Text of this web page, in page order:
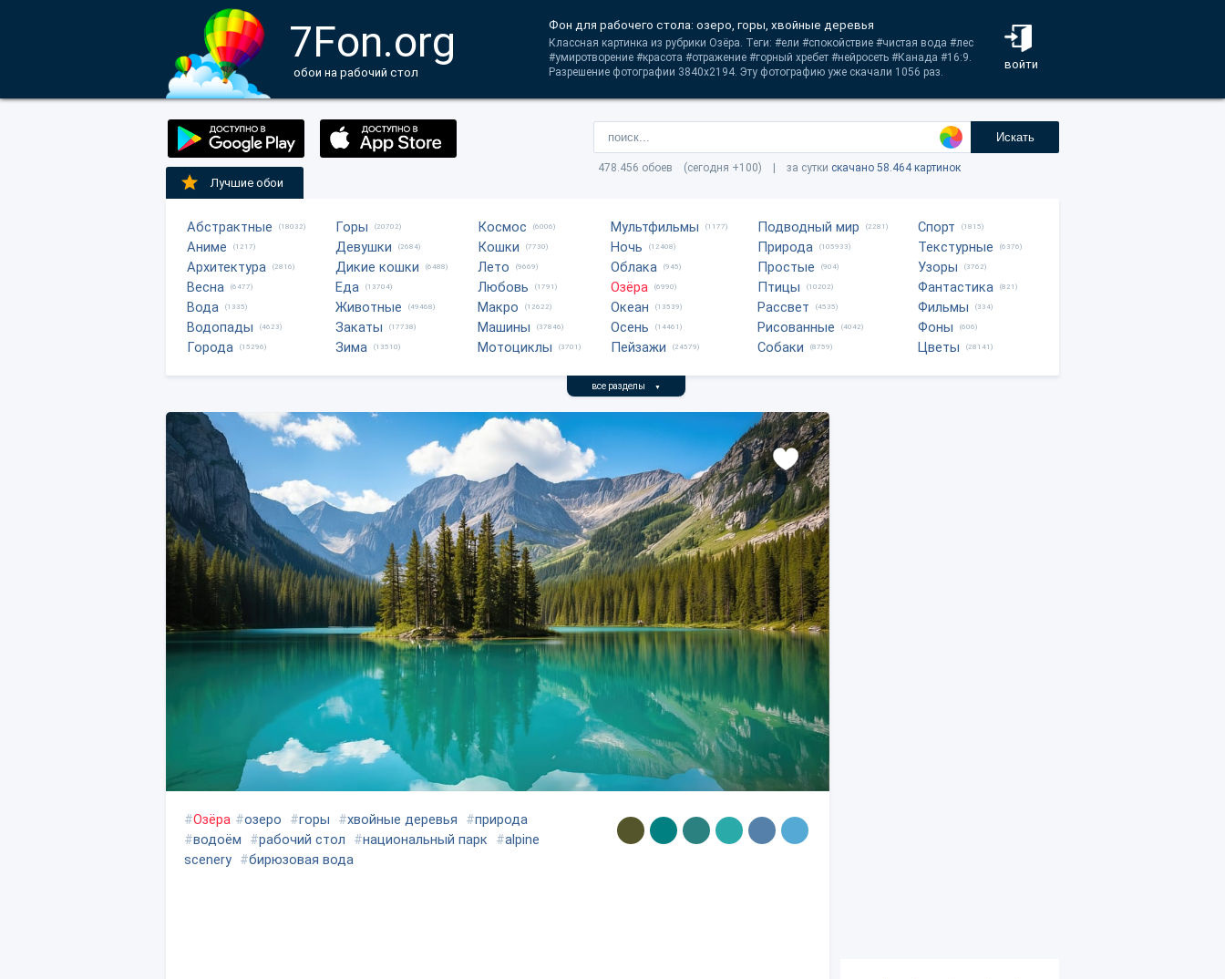
7Fon.org
обои на рабочий стол
войти
Фон для рабочего стола: озеро, горы, хвойные деревья
Классная картинка из рубрики Озёра. Теги: #ели #спокойствие #чистая вода #лес
#умиротворение #красота #отражение #горный хребет #нейросеть #Канада #16:9.
Разрешение фотографии 3840x2194. Эту фотографию уже скачали 1056 раз.
Искать
478.456 обоев (сегодня +100) | за сутки скачано 58.464 картинок
Лучшие обои
Абстрактные (18032)
Аниме (1217)
Архитектура (2816)
Весна (6477)
Вода (1335)
Водопады (4623)
Города (15296)
Горы (20702)
Девушки (2684)
Дикие кошки (6488)
Еда (13704)
Животные (49468)
Закаты (17738)
Зима (13510)
Космос (6006)
Кошки (7730)
Лето (9669)
Любовь (1791)
Макро (12622)
Машины (37846)
Мотоциклы (3701)
Мультфильмы (1177)
Ночь (12408)
Облака (945)
Озёра (6990)
Океан (13539)
Осень (14461)
Пейзажи (24579)
Подводный мир (2281)
Природа (105933)
Простые (904)
Птицы (10202)
Рассвет (4535)
Рисованные (4042)
Собаки (8759)
Спорт (1815)
Текстурные (6376)
Узоры (3762)
Фантастика (821)
Фильмы (334)
Фоны (606)
Цветы (28141)
все разделы ▼
#Озёра #озеро #горы #хвойные деревья #природа
#водоём #рабочий стол #национальный парк #alpine
scenery #бирюзовая вода